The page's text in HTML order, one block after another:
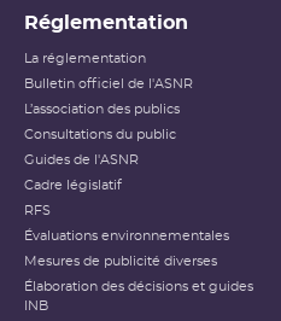
Réglementation
La réglementation
Bulletin officiel de l'ASNR
L’association des publics
Consultations du public
Guides de l'ASNR
Cadre législatif
RFS
Évaluations environnementales
Mesures de publicité diverses
Élaboration des décisions et guides
INB